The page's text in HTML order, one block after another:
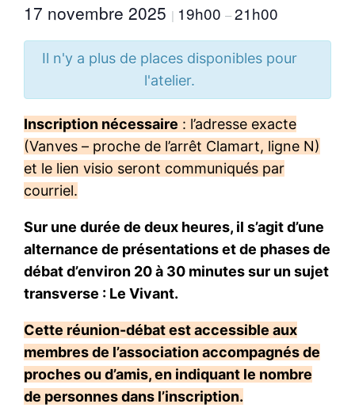
17 novembre 2025 | 19h00–21h00
Il n'y a plus de places disponibles pour
l'atelier.
Inscription nécessaire : l’adresse exacte
(Vanves – proche de l’arrêt Clamart, ligne N)
et le lien visio seront communiqués par
courriel.
Sur une durée de deux heures, il s’agit d’une
alternance de présentations et de phases de
débat d’environ 20 à 30 minutes sur un sujet
transverse : Le Vivant.
Cette réunion-débat est accessible aux
membres de l’association accompagnés de
proches ou d’amis, en indiquant le nombre
de personnes dans l’inscription.